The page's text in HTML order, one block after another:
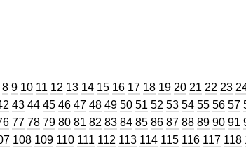
Trang
8 Trang
9 Trang
10 Trang
11 Trang
12 Trang
13 Trang
14 Trang
15 Trang
16 Trang
17 Trang
18 Trang
19 Trang
20 Trang
21 Trang
22 23
Trang
43 Trang
44 Trang
45 Trang
46 Trang
47 Trang
48 Trang
49 Trang
50 Trang
51 Trang
52 Trang
53 Trang
54 Trang
55 Trang
56 57
Trang
77 Trang
78 Trang
79 Trang
80 Trang
81 Trang
82 Trang
83 Trang
84 Trang
85 Trang
86 Trang
87 Trang
88 Trang
89 Trang
90 91
Trang
108 Trang
109 Trang
110 Trang
111 Trang
112 Trang
113 Trang
114 Trang
115 Trang
116 Trang
117 118